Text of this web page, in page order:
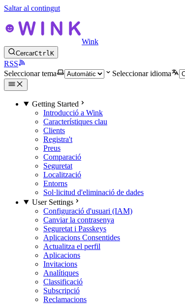
Saltar al contingut
Wink
CercarCtrlK
RSS
Seleccionar tema
Seleccionar idioma
Getting Started
Introducció a Wink
Característiques clau
Clients
Registra't
Preus
Comparació
Seguretat
Localització
Entorns
Sol·licitud d'eliminació de dades
User Settings
Configuració d'usuari (IAM)
Canviar la contrasenya
Seguretat i Passkeys
Aplicacions Consentides
Actualitza el perfil
Aplicacions
Invitacions
Analítiques
Classificació
Subscripció
Reclamacions